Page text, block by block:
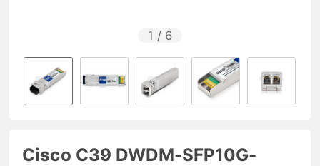
1 / 6
Cisco C39 DWDM-SFP10G-